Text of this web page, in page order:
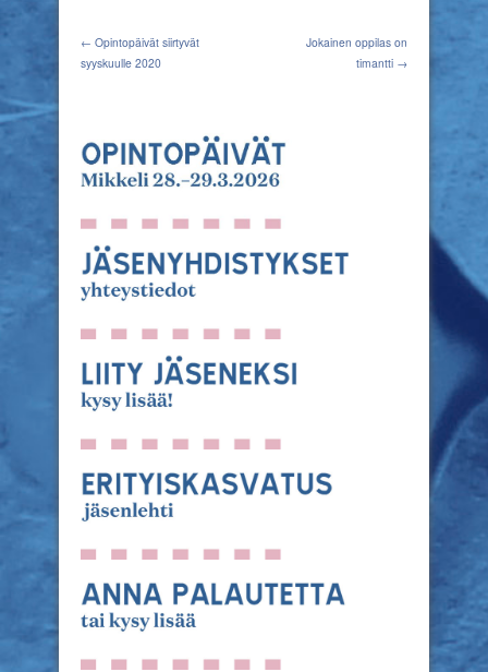
← Opintopäivät siirtyvät
syyskuulle 2020
Jokainen oppilas on
timantti →